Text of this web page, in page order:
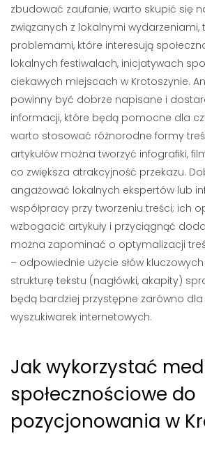
zbudować zaufanie, warto skupić się
związanych z lokalnymi
problemami, które interesują
lokalnych festiwalach, inicjatywach
ciekawych miejscach w Krotoszynie.
powinny być dobrze napisane i
informacji, które będą pomocne dla
warto stosować różnorodne formy
artykułów można tworzyć infografiki,
co zwiększa atrakcyjność przekazu.
angażować lokalnych ekspertów lub
współpracy przy tworzeniu treści; ich
wzbogacić artykuły i przyciągnąć
można zapominać o optymalizacji
– odpowiednie użycie słów
strukturę tekstu (nagłówki, akapity)
będą bardziej przystępne zarówno dla
wyszukiwarek internetowych.
Jak wykorzystać
społecznościowe do
pozycjonowania w